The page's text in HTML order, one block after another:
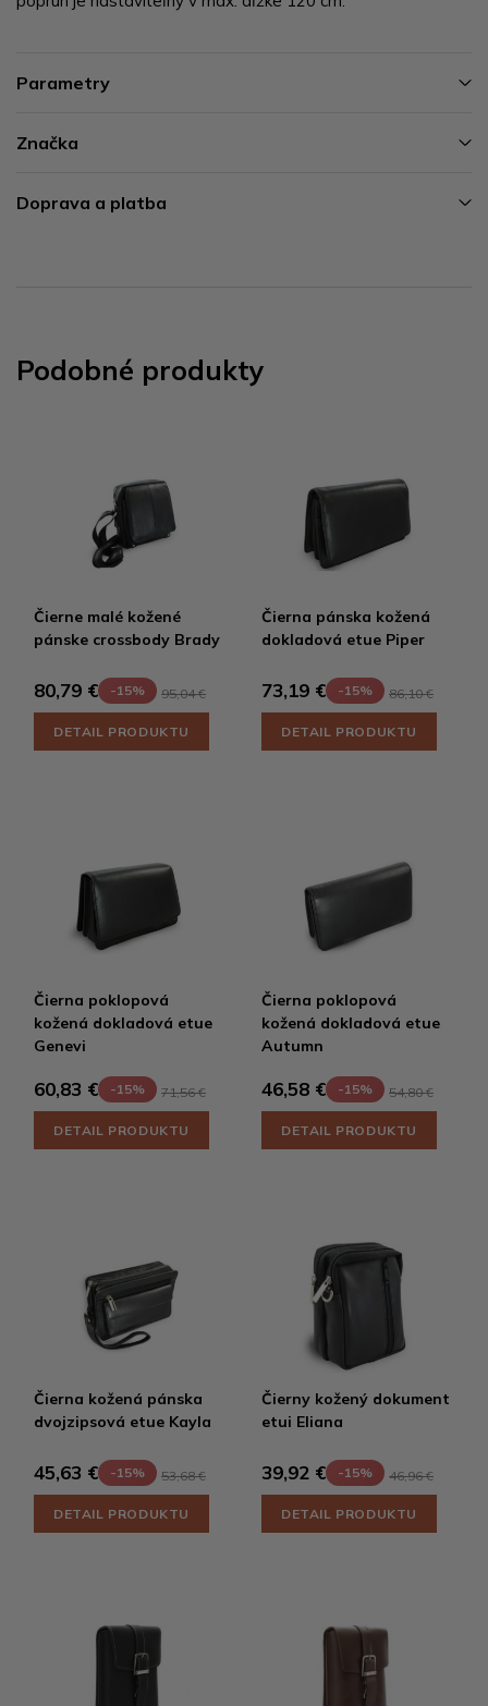
Parametry
Značka
Doprava a platba
Podobné produkty
Čierne malé kožené
pánske crossbody Brady
80,79 € -15% 95,04 €
DETAIL PRODUKTU
Čierna pánska kožená
dokladová etue Piper
73,19 € -15% 86,10 €
DETAIL PRODUKTU
Čierna poklopová
kožená dokladová etue
Genevi
60,83 € -15% 71,56 €
DETAIL PRODUKTU
Čierna poklopová
kožená dokladová etue
Autumn
46,58 € -15% 54,80 €
DETAIL PRODUKTU
Čierna kožená pánska
dvojzipsová etue Kayla
45,63 € -15% 53,68 €
DETAIL PRODUKTU
Čierny kožený dokument
etui Eliana
39,92 € -15% 46,96 €
DETAIL PRODUKTU